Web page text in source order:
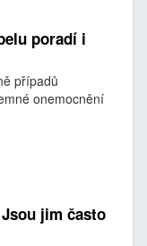
poradí i
případů
onemocnění
jim často